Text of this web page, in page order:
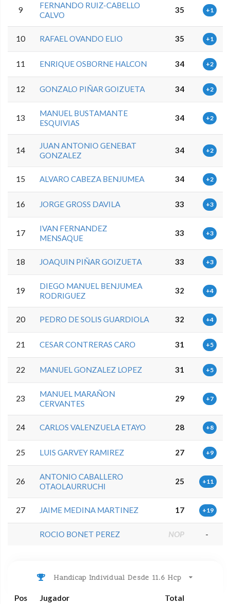
9
FERNANDO RUIZ-CABELLO
CALVO
35 +1
10 RAFAEL OVANDO ELIO 35 +1
11 ENRIQUE OSBORNE HALCON 34 +2
12 GONZALO PIÑAR GOIZUETA 34 +2
13
MANUEL BUSTAMANTE
ESQUIVIAS
34 +2
14
JUAN ANTONIO GENEBAT
GONZALEZ
34 +2
15 ALVARO CABEZA BENJUMEA 34 +2
16 JORGE GROSS DAVILA 33 +3
17
IVAN FERNANDEZ
MENSAQUE
33 +3
18 JOAQUIN PIÑAR GOIZUETA 33 +3
19
DIEGO MANUEL BENJUMEA
RODRIGUEZ
32 +4
20 PEDRO DE SOLIS GUARDIOLA 32 +4
21 CESAR CONTRERAS CARO 31 +5
22 MANUEL GONZALEZ LOPEZ 31 +5
23
MANUEL MARAÑON
CERVANTES
29 +7
24 CARLOS VALENZUELA ETAYO 28 +8
25 LUIS GARVEY RAMIREZ 27 +9
26
ANTONIO CABALLERO
OTAOLAURRUCHI
25 +11
27 JAIME MEDINA MARTINEZ 17 +19
ROCIO BONET PEREZ NOP -
Handicap Individual Desde 11.6 Hcp
Pos Jugador Total